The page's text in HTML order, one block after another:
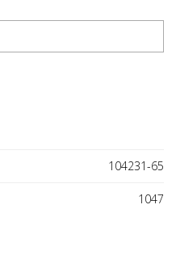
104231-65
1047